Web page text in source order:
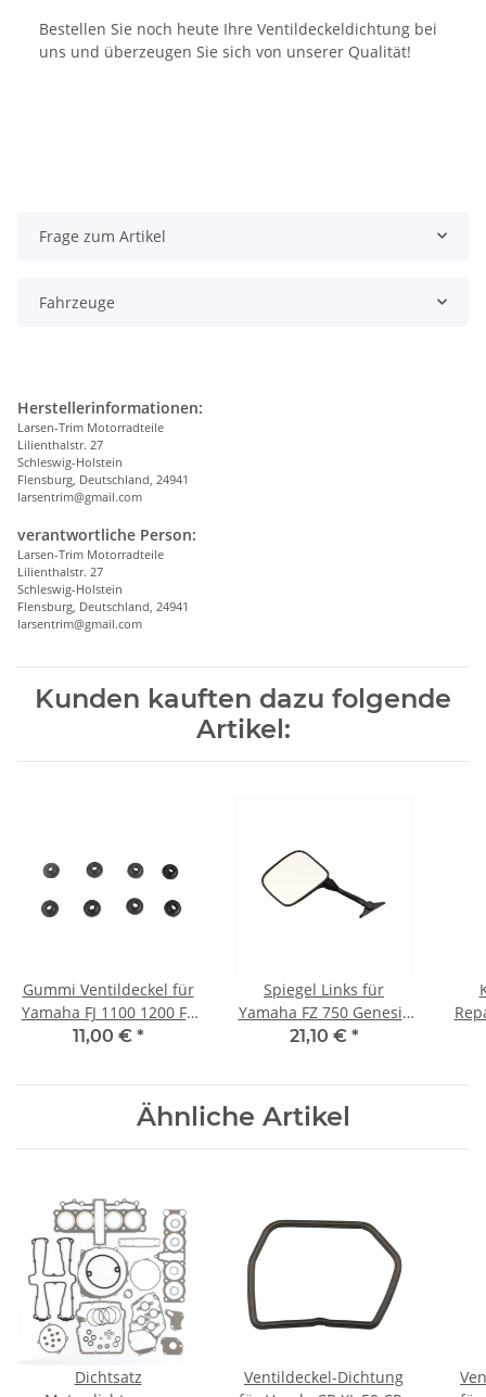
Bestellen Sie noch heute Ihre Ventildeckeldichtung bei
uns und überzeugen Sie sich von unserer Qualität!
Frage zum Artikel
Fahrzeuge
Herstellerinformationen:
Larsen-Trim Motorradteile
Lilienthalstr. 27
Schleswig-Holstein
Flensburg, Deutschland, 24941
larsentrim@gmail.com
verantwortliche Person:
Larsen-Trim Motorradteile
Lilienthalstr. 27
Schleswig-Holstein
Flensburg, Deutschland, 24941
larsentrim@gmail.com
Kunden kauften dazu folgende
Artikel:
Gummi Ventildeckel für
Yamaha FJ 1100 1200 FZ
YZF 750 FZR 400 600
00
11,00 € *
Spiegel Links für
Yamaha FZ 750 Genesis
1985-1994
21,10 € *
Ähnliche Artikel
Dichtsatz
Ventildeckel-Dichtung